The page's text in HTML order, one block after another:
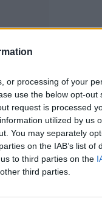
or processing of your
use the below opt-out
request is processed
utilized by us
You may separately
on the IAB’s list of
to third parties on the
third parties.